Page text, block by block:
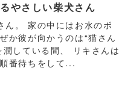
やさしい柴犬さん
ん。 家の中にはお水のボ
か彼が向かうのは“猫さん
している間、 リキさんは
番待ちをして...